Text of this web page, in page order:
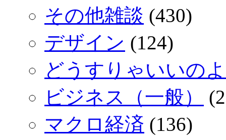
その他雑談 (430)
デザイン (124)
どうすりゃいいの
ビジネス（一般）
マクロ経済 (136)